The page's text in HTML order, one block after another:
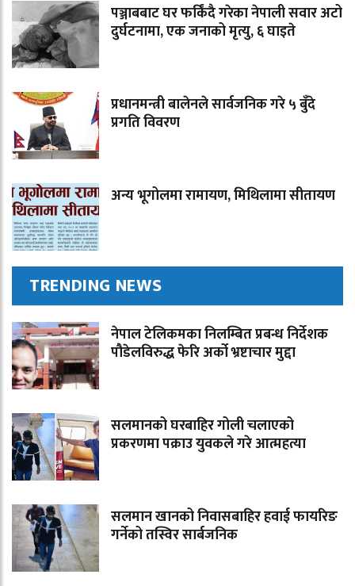
पञ्जाबबाट घर फर्किंदै गरेका नेपाली सवार अटो
दुर्घटनामा, एक जनाको मृत्यु, ६ घाइते
प्रधानमन्त्री बालेनले सार्वजनिक गरे ५ बुँदे
प्रगति विवरण
अन्य भूगोलमा रामायण, मिथिलामा सीतायण
TRENDING NEWS
नेपाल टेलिकमका निलम्बित प्रबन्ध निर्देशक
पौडेलविरुद्ध फेरि अर्को भ्रष्टाचार मुद्दा
सलमानको घरबाहिर गोली चलाएको
प्रकरणमा पक्राउ युवकले गरे आत्महत्या
सलमान खानको निवासबाहिर हवाई फायरिङ
गर्नेको तस्विर सार्बजनिक